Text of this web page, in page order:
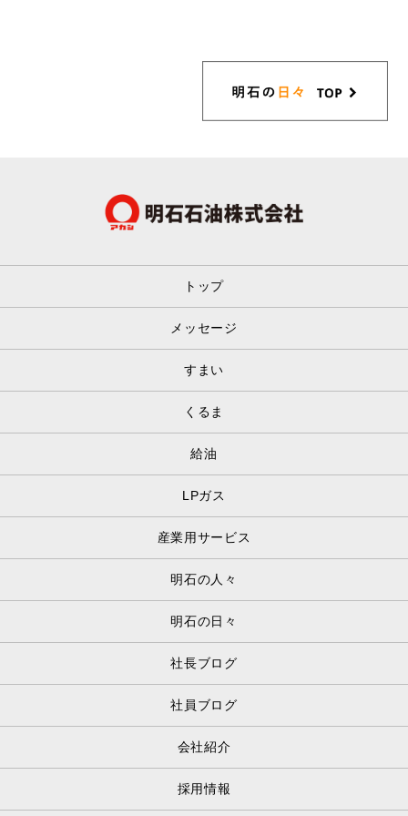
トップ
メッセージ
すまい
くるま
給油
LPガス
産業用サービス
明石の人々
明石の日々
社長ブログ
社員ブログ
会社紹介
採用情報